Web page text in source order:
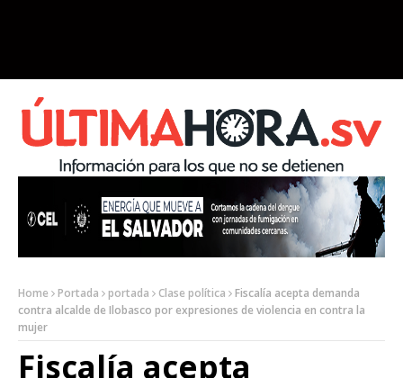
Home Portada portada Clase política
Fiscalía acepta demanda
contra alcalde de Ilobasco por expresiones de violencia en contra la
mujer
Fiscalía acepta